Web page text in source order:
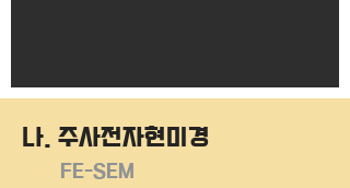
나. 주사전자현미경
FE-SEM